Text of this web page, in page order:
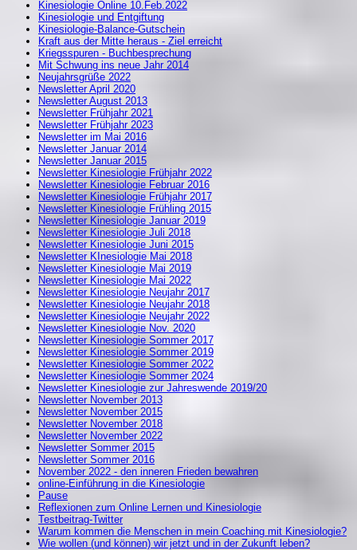
Kinesiologie Online 10.Feb.2022
Kinesiologie und Entgiftung
Kinesiologie-Balance-Gutschein
Kraft aus der Mitte heraus - Ziel erreicht
Kriegsspuren - Buchbesprechung
Mit Schwung ins neue Jahr 2014
Neujahrsgrüße 2022
Newsletter April 2020
Newsletter August 2013
Newsletter Frühjahr 2021
Newsletter Frühjahr 2023
Newsletter im Mai 2016
Newsletter Januar 2014
Newsletter Januar 2015
Newsletter Kinesiologie Frühjahr 2022
Newsletter Kinesiologie Februar 2016
Newsletter Kinesiologie Frühjahr 2017
Newsletter Kinesiologie Frühling 2015
Newsletter Kinesiologie Januar 2019
Newsletter Kinesiologie Juli 2018
Newsletter Kinesiologie Juni 2015
Newsletter KInesiologie Mai 2018
Newsletter Kinesiologie Mai 2019
Newsletter Kinesiologie Mai 2022
Newsletter Kinesiologie Neujahr 2017
Newsletter Kinesiologie Neujahr 2018
Newsletter Kinesiologie Neujahr 2022
Newsletter Kinesiologie Nov. 2020
Newsletter Kinesiologie Sommer 2017
Newsletter Kinesiologie Sommer 2019
Newsletter Kinesiologie Sommer 2022
Newsletter Kinesiologie Sommer 2024
Newsletter Kinesiologie zur Jahreswende 2019/20
Newsletter November 2013
Newsletter November 2015
Newsletter November 2018
Newsletter November 2022
Newsletter Sommer 2015
Newsletter Sommer 2016
November 2022 - den inneren Frieden bewahren
online-Einführung in die Kinesiologie
Pause
Reflexionen zum Online Lernen und Kinesiologie
Testbeitrag-Twitter
Warum kommen die Menschen in mein Coaching mit Kinesiologie?
Wie wollen (und können) wir jetzt und in der Zukunft leben?